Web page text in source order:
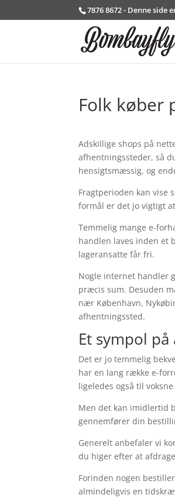
7876 8672 - Denne
Folk køber
Adskillige shops på
afhentningssteder, så
hensigtsmæssig, og
Fragtperioden kan vise
formål er det jo vigtigt
Temmelig mange e-
handlen laves inden et
lageransatte får fri.
Nogle internet handler
præcis sum. Desuden
nær København,
afhentningssted.
Et sympol
Det er jo temmelig
har en lang række e-
ligeledes også til
Men det kan imidlertid
gennemfører din
Generelt anbefaler vi
du higer efter at
Forinden nogen
almindeligvis en